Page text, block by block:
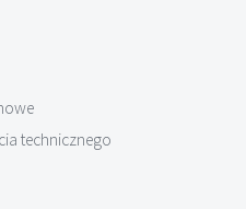
technicznego